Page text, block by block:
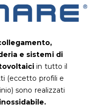
e sistemi di
i in tutto il
(eccetto profili e
sono realizzati